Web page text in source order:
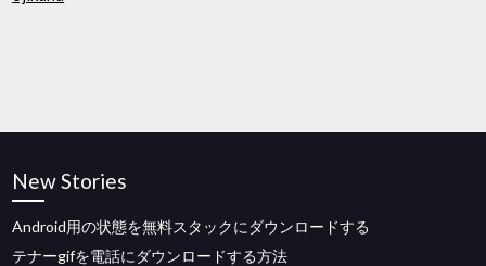
New Stories
Android用の状態を無料スタックにダウンロードする
テナーgifを電話にダウンロードする方法